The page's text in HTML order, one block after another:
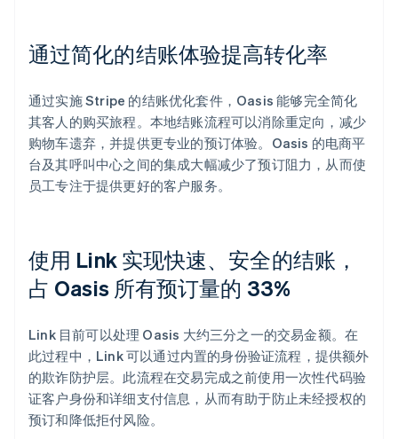
通过简化的结账体验提高转化率
通过实施 Stripe 的结账优化套件，Oasis 能够完全简化
其客人的购买旅程。本地结账流程可以消除重定向，减少
购物车遗弃，并提供更专业的预订体验。Oasis 的电商平
台及其呼叫中心之间的集成大幅减少了预订阻力，从而使
员工专注于提供更好的客户服务。
使用 Link 实现快速、安全的结账，
占 Oasis 所有预订量的 33%
Link 目前可以处理 Oasis 大约三分之一的交易金额。在
此过程中，Link 可以通过内置的身份验证流程，提供额外
的欺诈防护层。此流程在交易完成之前使用一次性代码验
证客户身份和详细支付信息，从而有助于防止未经授权的
预订和降低拒付风险。